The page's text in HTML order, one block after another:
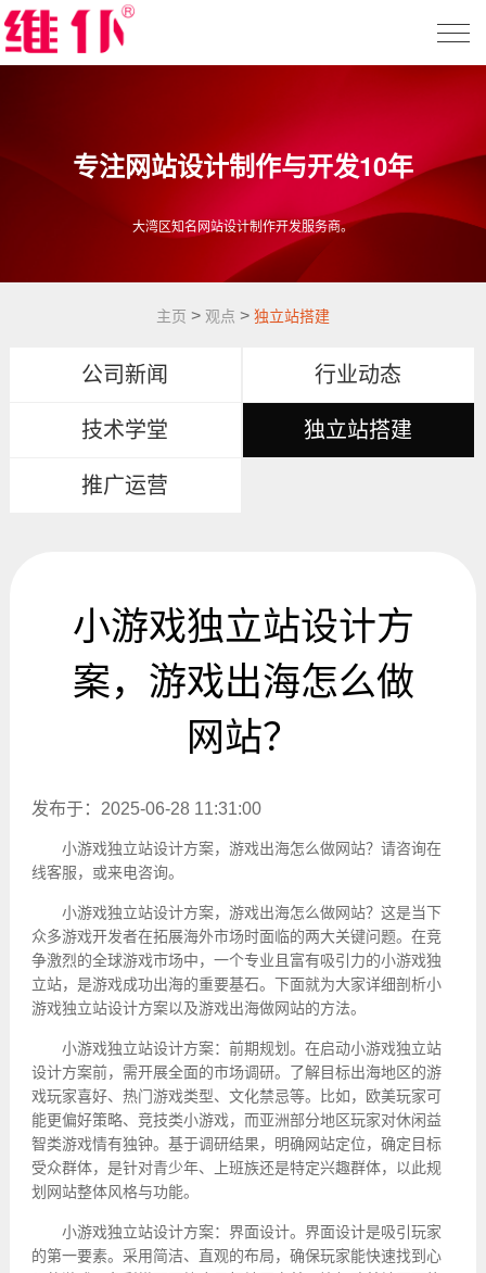
专注网站设计制作与开发10年
大湾区知名网站设计制作开发服务商。
主页 > 观点 > 独立站搭建
公司新闻 行业动态
技术学堂 独立站搭建
推广运营
小游戏独立站设计方
案，游戏出海怎么做
网站？
发布于：2025-06-28 11:31:00
小游戏独立站设计方案，游戏出海怎么做网站？请咨询在
线客服，或来电咨询。
小游戏独立站设计方案，游戏出海怎么做网站？这是当下
众多游戏开发者在拓展海外市场时面临的两大关键问题。在竞
争激烈的全球游戏市场中，一个专业且富有吸引力的小游戏独
立站，是游戏成功出海的重要基石。下面就为大家详细剖析小
游戏独立站设计方案以及游戏出海做网站的方法。
小游戏独立站设计方案：前期规划。在启动小游戏独立站
设计方案前，需开展全面的市场调研。了解目标出海地区的游
戏玩家喜好、热门游戏类型、文化禁忌等。比如，欧美玩家可
能更偏好策略、竞技类小游戏，而亚洲部分地区玩家对休闲益
智类游戏情有独钟。基于调研结果，明确网站定位，确定目标
受众群体，是针对青少年、上班族还是特定兴趣群体，以此规
划网站整体风格与功能。
小游戏独立站设计方案：界面设计。界面设计是吸引玩家
的第一要素。采用简洁、直观的布局，确保玩家能快速找到心